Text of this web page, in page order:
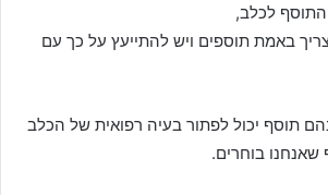
לכלב,
באמת תוספים ויש להתייעץ על כך עם
תוסף יכול לפתור בעיה רפואית של הכלב
שאנחנו בוחרים.